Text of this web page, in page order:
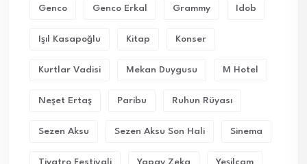
Genco Genco Erkal Grammy Idob
Işıl Kasapoğlu Kitap Konser
Kurtlar Vadisi Mekan Duygusu M Hotel
Neşet Ertaş Paribu Ruhun Rüyası
Sezen Aksu Sezen Aksu Son Hali Sinema
Tiyatro Festivali Yapay Zeka Yeşilçam